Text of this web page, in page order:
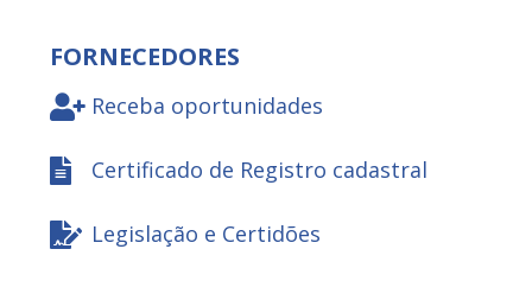
FORNECEDORES
Receba oportunidades
Certificado de Registro cadastral
Legislação e Certidões